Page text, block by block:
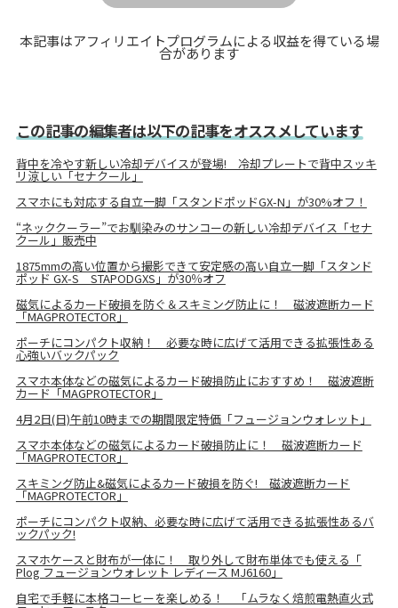
本記事はアフィリエイトプログラムによる収益を得ている場
合があります
この記事の編集者は以下の記事をオススメしています
背中を冷やす新しい冷却デバイスが登場! 冷却プレートで背中スッキ
リ涼しい「セナクール」
スマホにも対応する自立一脚「スタンドポッドGX-N」が30%オフ！
“ネッククーラー”でお馴染みのサンコーの新しい冷却デバイス「セナ
クール」販売中
1875mmの高い位置から撮影できて安定感の高い自立一脚「スタンド
ポッド GX-S STAPODGXS」が30％オフ
磁気によるカード破損を防ぐ＆スキミング防止に！ 磁波遮断カード
「MAGPROTECTOR」
ポーチにコンパクト収納！ 必要な時に広げて活用できる拡張性ある
心強いバックパック
スマホ本体などの磁気によるカード破損防止におすすめ！ 磁波遮断
カード「MAGPROTECTOR」
4月2日(日)午前10時までの期間限定特価「フュージョンウォレット」
スマホ本体などの磁気によるカード破損防止に！ 磁波遮断カード
「MAGPROTECTOR」
スキミング防止&磁気によるカード破損を防ぐ! 磁波遮断カード
「MAGPROTECTOR」
ポーチにコンパクト収納、必要な時に広げて活用できる拡張性あるバ
ックパック!
スマホケースと財布が一体に！ 取り外して財布単体でも使える「
Plog フュージョンウォレット レディース MJ6160」
自宅で手軽に本格コーヒーを楽しめる！ 「ムラなく焙煎電熱直火式